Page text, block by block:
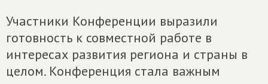
Участники Конференции выразили
готовность к совместной работе в
интересах развития региона и страны в
целом. Конференция стала важным